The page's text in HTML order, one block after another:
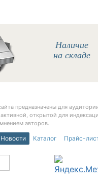
Наличие
на складе
предназначены для
открытой для
авторов.
Новости Каталог Прайс-